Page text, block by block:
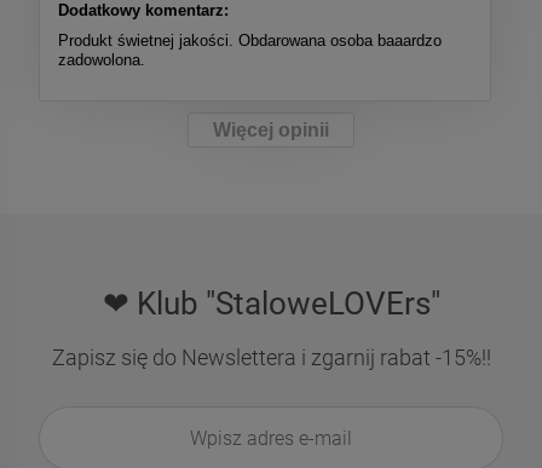
Dodatkowy komentarz:
Produkt świetnej jakości. Obdarowana osoba baaardzo
zadowolona.
Więcej opinii
❤ Klub "StaloweLOVErs"
Zapisz się do Newslettera i zgarnij rabat -15%!!